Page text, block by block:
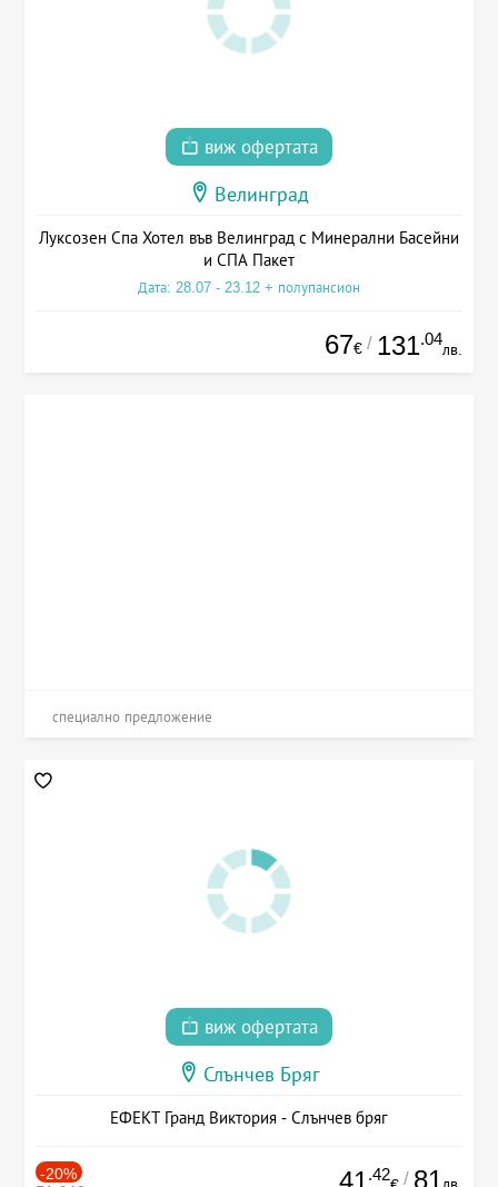
виж офертата
Велинград
Луксозен Спа Хотел във Велинград с Минерални Басейни
и СПА Пакет
Дата: 28.07 - 23.12 + полупансион
67€ / 131.04
лв.
специално предложение
виж офертата
Слънчев Бряг
ЕФЕКТ Гранд Виктория - Слънчев бряг
-20% 41 .42 / 81